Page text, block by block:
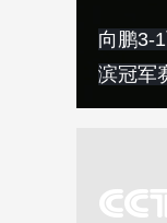
向鹏3-
滨冠军